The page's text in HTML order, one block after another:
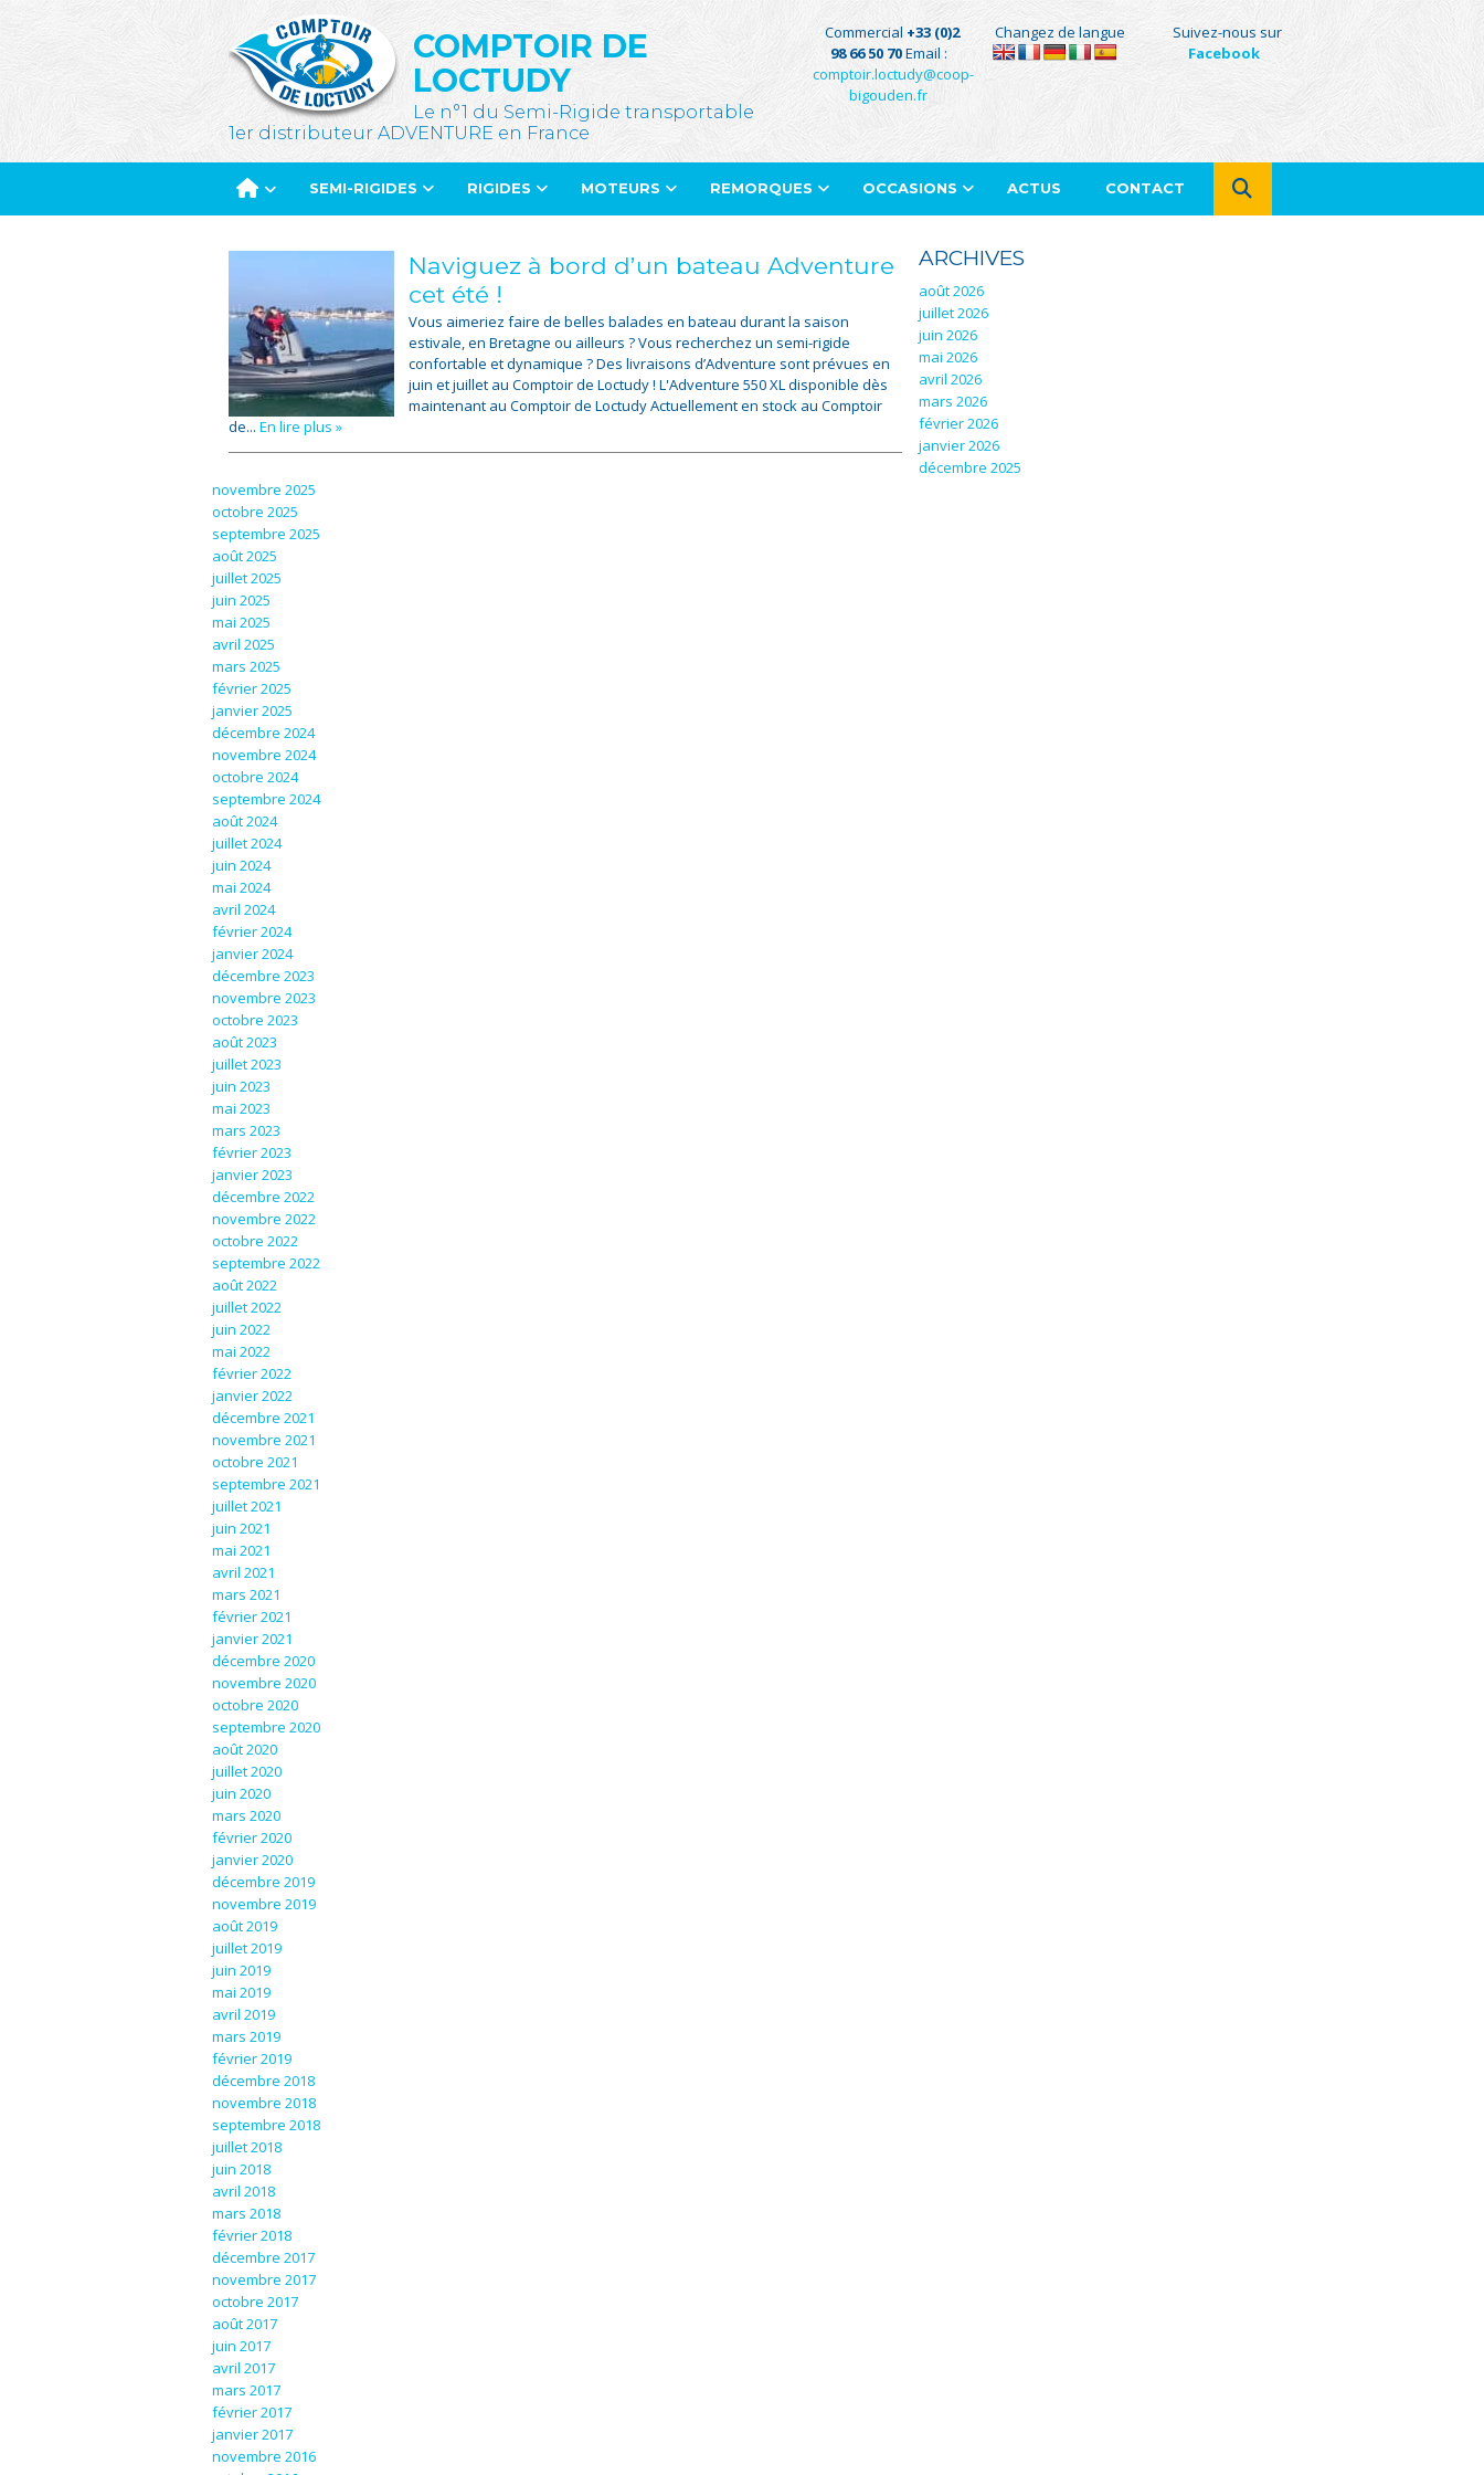
COMPTOIR DE
LOCTUDY
Le n°1 du Semi-Rigide transportable
1er distributeur ADVENTURE en France
Commercial +33 (0)2
98 66 50 70Email :
comptoir.loctudy@coop-
bigouden.fr
Changez de langue
Suivez-nous sur
Facebook
SEMI-RIGIDES RIGIDES MOTEURS REMORQUES OCCASIONS ACTUS CONTACT
Naviguez à bord d’un bateau Adventure
cet été !
Vous aimeriez faire de belles balades en bateau durant la saison
estivale, en Bretagne ou ailleurs ? Vous recherchez un semi-rigide
confortable et dynamique ? Des livraisons d’Adventure sont prévues en
juin et juillet au Comptoir de Loctudy ! L'Adventure 550 XL disponible dès
maintenant au Comptoir de Loctudy Actuellement en stock au Comptoir
de... En lire plus »
ARCHIVES
août 2026
juillet 2026
juin 2026
mai 2026
avril 2026
mars 2026
février 2026
janvier 2026
décembre 2025
novembre 2025
octobre 2025
septembre 2025
août 2025
juillet 2025
juin 2025
mai 2025
avril 2025
mars 2025
février 2025
janvier 2025
décembre 2024
novembre 2024
octobre 2024
septembre 2024
août 2024
juillet 2024
juin 2024
mai 2024
avril 2024
février 2024
janvier 2024
décembre 2023
novembre 2023
octobre 2023
août 2023
juillet 2023
juin 2023
mai 2023
mars 2023
février 2023
janvier 2023
décembre 2022
novembre 2022
octobre 2022
septembre 2022
août 2022
juillet 2022
juin 2022
mai 2022
février 2022
janvier 2022
décembre 2021
novembre 2021
octobre 2021
septembre 2021
juillet 2021
juin 2021
mai 2021
avril 2021
mars 2021
février 2021
janvier 2021
décembre 2020
novembre 2020
octobre 2020
septembre 2020
août 2020
juillet 2020
juin 2020
mars 2020
février 2020
janvier 2020
décembre 2019
novembre 2019
août 2019
juillet 2019
juin 2019
mai 2019
avril 2019
mars 2019
février 2019
décembre 2018
novembre 2018
septembre 2018
juillet 2018
juin 2018
avril 2018
mars 2018
février 2018
décembre 2017
novembre 2017
octobre 2017
août 2017
juin 2017
avril 2017
mars 2017
février 2017
janvier 2017
novembre 2016